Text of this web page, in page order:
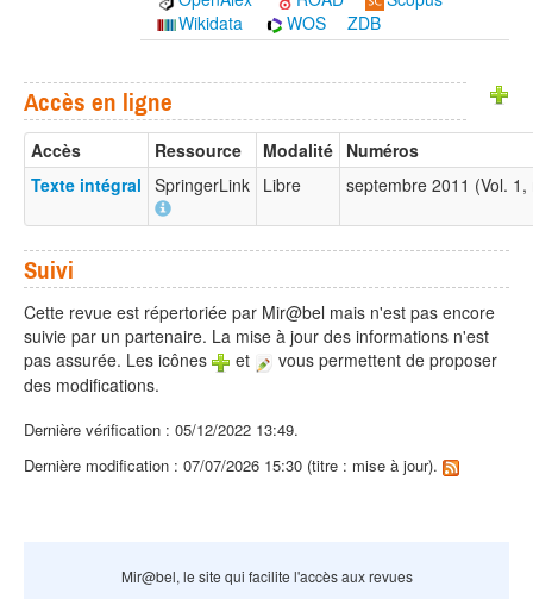
Wikidata
WOS ZDB
Accès en ligne
Accès Ressource Modalité Numéros
Texte intégral SpringerLink Libre septembre 2011 (Vol.
Suivi
Cette revue est répertoriée par Mir@bel mais n'est pas encore
suivie par un partenaire. La mise à jour des informations n'est
pas assurée. Les icônes
et
vous permettent de proposer
des modifications.
Dernière vérification : 05/12/2022 13:49.
Dernière modification : 07/07/2026 15:30 (titre : mise à jour).
Mir@bel, le site qui facilite l'accès aux revues